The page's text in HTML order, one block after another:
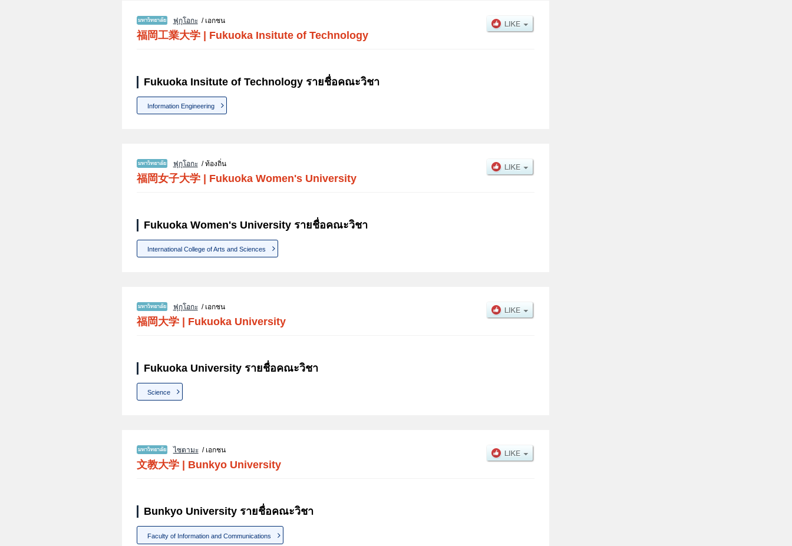
ฟุกุโอกะ/ เอกชน
福岡工業大学 | Fukuoka Insitute of Technology
Fukuoka Insitute of Technology รายชื่อคณะวิชา
Information Engineering
ฟุกุโอกะ/ ท้องถิ่น
福岡女子大学 Fukuoka Women's University
Fukuoka Women's University รายชื่อคณะวิชา
International College of Arts and Sciences
ฟุกุโอกะ/ เอกชน
福岡大学 Fukuoka University
Fukuoka University รายชื่อคณะวิชา
Science
ไซตามะ/ เอกชน
文教大学 Bunkyo University
Bunkyo University รายชื่อคณะวิชา
Faculty of Information and Communications